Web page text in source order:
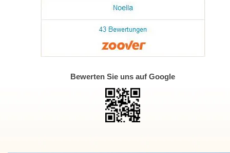
Bewerten Sie uns auf Google